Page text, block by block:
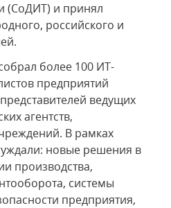
(СоДИТ) и принял
российского и
более 100 ИТ-
предприятий
ведущих
агентств,
В рамках
новые решения в
производства,
системы
предприятия,